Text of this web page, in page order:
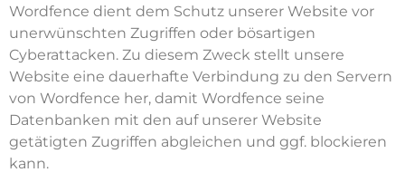
Wordfence dient dem Schutz unserer Website vor
unerwünschten Zugriffen oder bösartigen
Cyberattacken. Zu diesem Zweck stellt unsere
Website eine dauerhafte Verbindung zu den Servern
von Wordfence her, damit Wordfence seine
Datenbanken mit den auf unserer Website
getätigten Zugriffen abgleichen und ggf. blockieren
kann.